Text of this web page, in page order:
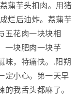
蒲芋头扣肉。用猪
烂后油炸。荔蒲芋
五花肉一块块相
一块肥肉一块芋
味，特痛快。.阳朔
定小心。第一天早
我舌头都麻了。